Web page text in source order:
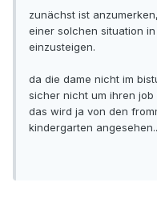
zunächst ist
einer solchen situation
einzusteigen.
da die dame nicht im
sicher nicht um ihren
das wird ja von den
kindergarten